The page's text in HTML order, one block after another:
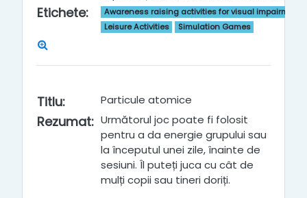
Etichete:
Awareness raising activities for visual impairment
Leisure Activities
Simulation Games
Titlu: Particule atomice
Rezumat: Următorul joc poate fi folosit
pentru a da energie grupului sau
la începutul unei zile, înainte de
sesiuni. Îl puteți juca cu cât de
mulți copii sau tineri doriți.